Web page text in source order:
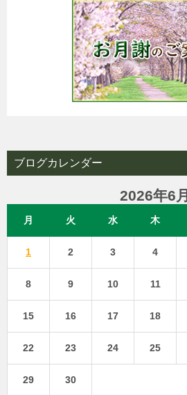
ブログカレンダー
2026年6月
月 火 水 木
1 2 3 4
8 9 10 11
15 16 17 18
22 23 24 25
29 30